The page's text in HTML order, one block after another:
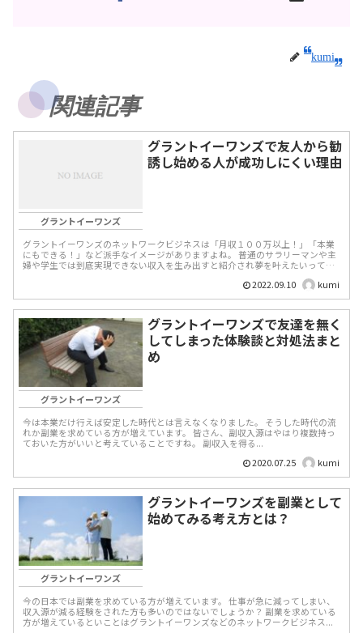
kumi
関連記事
グラントイーワンズ
グラントイーワンズで友人から勧
誘し始める人が成功しにくい理由
グラントイーワンズのネットワークビジネスは「月収１００万以上！」「本業
にもできる！」など派手なイメージがありますよね。 普通のサラリーマンや主
婦や学生では到底実現できない収入を生み出すと紹介され夢を叶えたいって人
2022.09.10 kumi
グラントイーワンズ
グラントイーワンズで友達を無く
してしまった体験談と対処法まと
め
今は本業だけ行えば安定した時代とは言えなくなりました。 そうした時代の流
れか副業を求めている方が増えています。 皆さん、副収入源はやはり複数持っ
ておいた方がいいと考えていることですね。 副収入を得る...
2020.07.25
kumi
グラントイーワンズ
グラントイーワンズを副業として
始めてみる考え方とは？
今の日本では副業を求めている方が増えています。 仕事が急に減ってしまい、
収入源が減る経験をされた方も多いのではないでしょうか？ 副業を求めている
方が増えているといことはグラントイーワンズなどのネットワークビジネス...